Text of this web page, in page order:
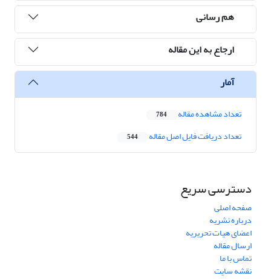
هم رسانی
ارجاع به این مقاله
آمار
تعداد مشاهده مقاله 784
تعداد دریافت فایل اصل مقاله 544
دسترسی سریع
صفحه اصلی
درباره نشریه
اعضای هیات تحریریه
ارسال مقاله
تماس با ما
نقشه سایت